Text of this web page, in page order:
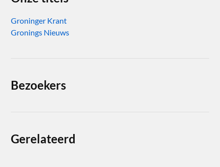
Groninger Krant
Gronings Nieuws
Bezoekers
Gerelateerd